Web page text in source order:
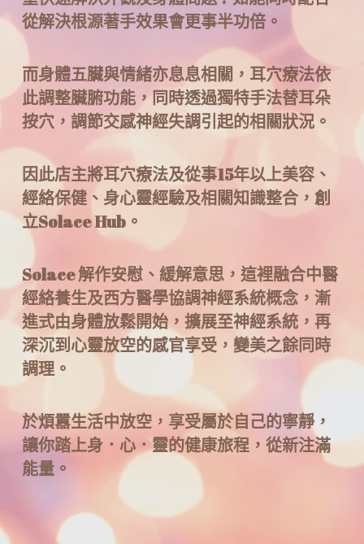
從解決根源著手效果會更事半功倍。
而身體五臟與情緒亦息息相關，耳穴療法依
此調整臟腑功能，同時透過獨特手法替耳朵
按穴，調節交感神經失調引起的相關狀況。
因此店主將耳穴療法及從事15年以上美容、
經絡保健、身心靈經驗及相關知識整合，創
立Solace Hub。
Solace 解作安慰、緩解意思，這裡融合中醫
經絡養生及西方醫學協調神經系統概念，漸
進式由身體放鬆開始，擴展至神經系統，再
深沉到心靈放空的感官享受，變美之餘同時
調理。
於煩囂生活中放空，享受屬於自己的寧靜，
讓你踏上身．心．靈的健康旅程，從新注滿
能量。